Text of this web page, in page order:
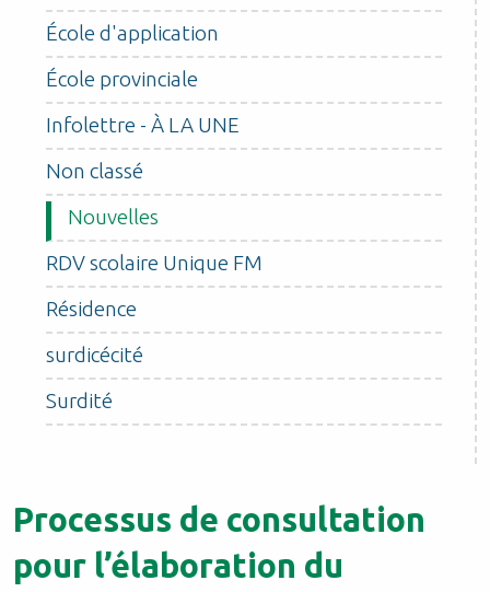
École d'application
École provinciale
Infolettre - À LA UNE
Non classé
Nouvelles
RDV scolaire Unique FM
Résidence
surdicécité
Surdité
Processus de consultation
pour l’élaboration du